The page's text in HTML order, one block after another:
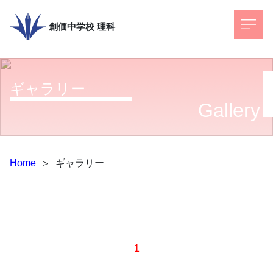
創価中学校 理科
ギャラリー
Gallery
Home ＞ ギャラリー
1